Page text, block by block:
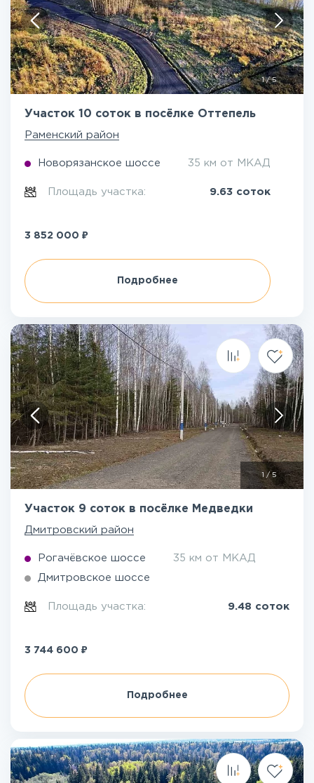
1/5
Участок 10 соток в посёлке Оттепель
Раменский район
Новорязанское шоссе 35 км от МКАД
Площадь участка: 9.63 соток
3 852 000 ₽
Подробнее
1 /5
Участок 9 соток в посёлке Медведки
Дмитровский район
Рогачёвское шоссе 35 км от МКАД
Дмитровское шоссе
Площадь участка: 9.48 соток
3 744 600 ₽
Подробнее